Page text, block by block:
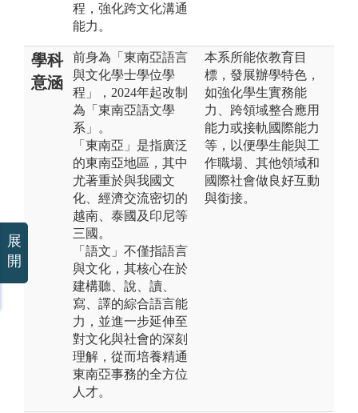
程，強化跨文化溝通
能力。
學科
意涵
前身為「東南亞語言
與文化學士學位學
程」，2024年起改制
為「東南亞語文學
系」。
「東南亞」是指廣泛
的東南亞地區，其中
尤著重於與我國文
化、經濟交流密切的
越南、泰國及印尼等
三國。
「語文」不僅指語言
與文化，其核心在於
建構聽、說、讀、
寫、譯的綜合語言能
力，並進一步延伸至
對文化與社會的深刻
理解，從而培養精通
東南亞事務的全方位
人才。
本系所能依教育目
標，發展辦學特色，
如強化學生實務能
力、跨領域整合應用
能力或接軌國際能力
等，以便學生能與工
作職場、其他領域和
國際社會做良好互動
與銜接。
展
開